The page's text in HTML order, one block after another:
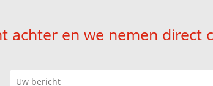
achter en we nemen direct